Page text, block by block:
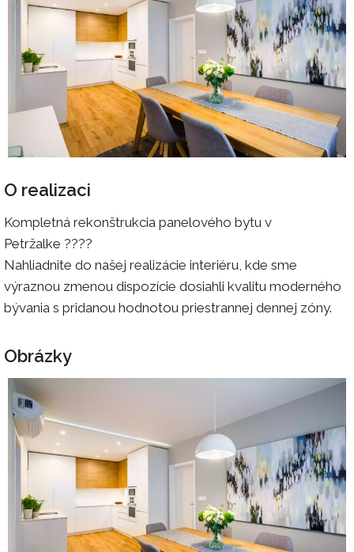
O realizaci
Kompletná rekonštrukcia panelového bytu v
Petržalke ????
Nahliadnite do našej realizácie interiéru, kde sme
výraznou zmenou dispozície dosiahli kvalitu moderného
bývania s pridanou hodnotou priestrannej dennej zóny.
Obrázky